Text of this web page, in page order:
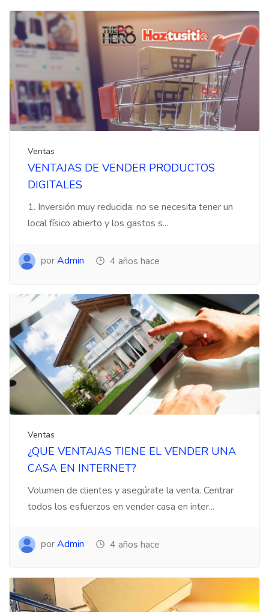
Ventas
VENTAJAS DE VENDER PRODUCTOS
DIGITALES
1. Inversión muy reducida: no se necesita tener un
local físico abierto y los gastos s...
porAdmin 4 años hace
Ventas
¿QUE VENTAJAS TIENE EL VENDER UNA
CASA EN INTERNET?
Volumen de clientes y asegúrate la venta. Centrar
todos los esfuerzos en vender casa en inter...
porAdmin 4 años hace